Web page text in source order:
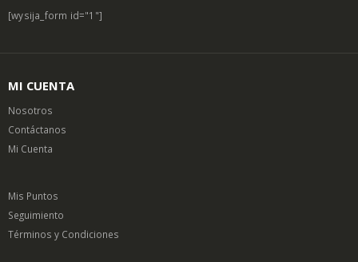
[wysija_form id="1"]
MI CUENTA
Nosotros
Contáctanos
Mi Cuenta
Mis Puntos
Seguimiento
Términos y Condiciones